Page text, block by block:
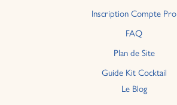
Inscription Compte Pro
FAQ
Plan de Site
Guide Kit Cocktail
Le Blog